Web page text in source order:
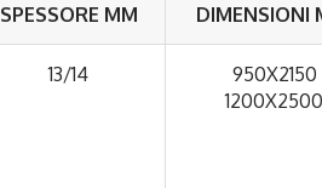
SPESSORE MM DIMENSIONI
13/14
950X2150
1200X2500